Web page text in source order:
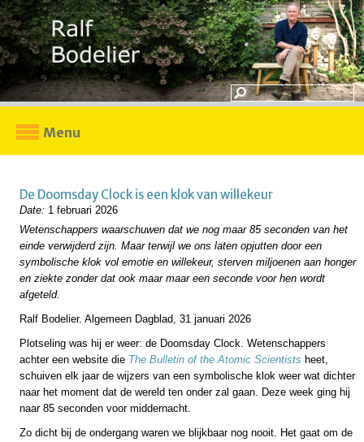
Menu
De Doomsday Clock is een klok van willekeur
Date: 1 februari 2026
Wetenschappers waarschuwen dat we nog maar 85 seconden van het
einde verwijderd zijn. Maar terwijl we ons laten opjutten door een
symbolische klok vol emotie en willekeur, sterven miljoenen aan honger
en ziekte zonder dat ook maar maar een seconde voor hen wordt
afgeteld.
Ralf Bodelier. Algemeen Dagblad, 31 januari 2026
Plotseling was hij er weer: de Doomsday Clock. Wetenschappers
achter een website die The Bulletin of the Atomic Scientists heet,
schuiven elk jaar de wijzers van een symbolische klok weer wat dichter
naar het moment dat de wereld ten onder zal gaan. Deze week ging hij
naar 85 seconden voor middernacht.
Zo dicht bij de ondergang waren we blijkbaar nog nooit. Het gaat om de